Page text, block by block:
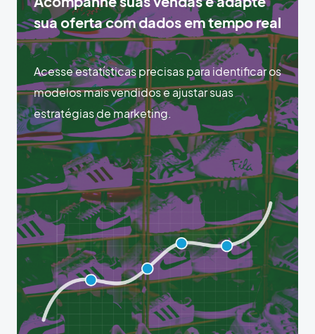
sua oferta com dados em tempo real
Acesse estatísticas precisas para identificar os
modelos mais vendidos e ajustar suas
estratégias de marketing.